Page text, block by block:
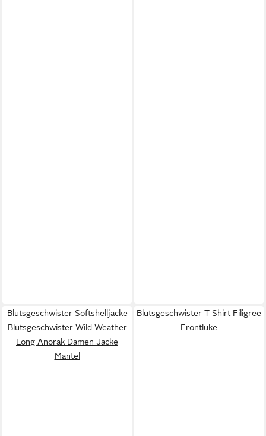
Blutsgeschwister Softshelljacke
Blutsgeschwister Wild Weather
Long Anorak Damen Jacke
Mantel
Blutsgeschwister T-Shirt Filigree
Frontluke